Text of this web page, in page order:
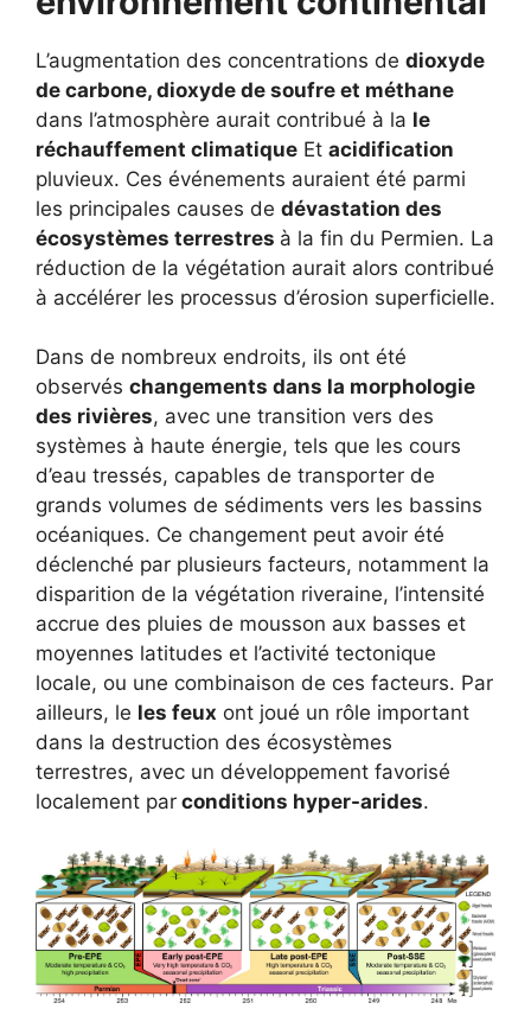
L’augmentation des concentrations de dioxyde
de carbone, dioxyde de soufre et méthane
dans l’atmosphère aurait contribué à la le
réchauffement climatique Et acidification
pluvieux. Ces événements auraient été parmi
les principales causes de dévastation des
écosystèmes terrestres à la fin du Permien. La
réduction de la végétation aurait alors contribué
à accélérer les processus d’érosion superficielle.
Dans de nombreux endroits, ils ont été
observés changements dans la morphologie
des rivières, avec une transition vers des
systèmes à haute énergie, tels que les cours
d’eau tressés, capables de transporter de
grands volumes de sédiments vers les bassins
océaniques. Ce changement peut avoir été
déclenché par plusieurs facteurs, notamment la
disparition de la végétation riveraine, l’intensité
accrue des pluies de mousson aux basses et
moyennes latitudes et l’activité tectonique
locale, ou une combinaison de ces facteurs. Par
ailleurs, le les feux ont joué un rôle important
dans la destruction des écosystèmes
terrestres, avec un développement favorisé
localement par conditions hyper-arides.